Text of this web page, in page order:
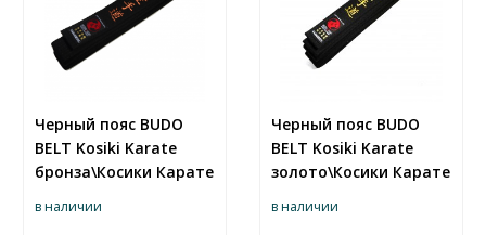
Черный пояс BUDO
BELT Kosiki Karate
бронза\Косики Карате
в наличии
Черный пояс BUDO
BELT Kosiki Karate
золото\Косики Карате
в наличии